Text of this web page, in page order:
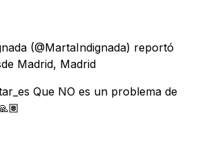
(@MartaIndignada) reportó
Madrid, Madrid
Que NO es un problema de